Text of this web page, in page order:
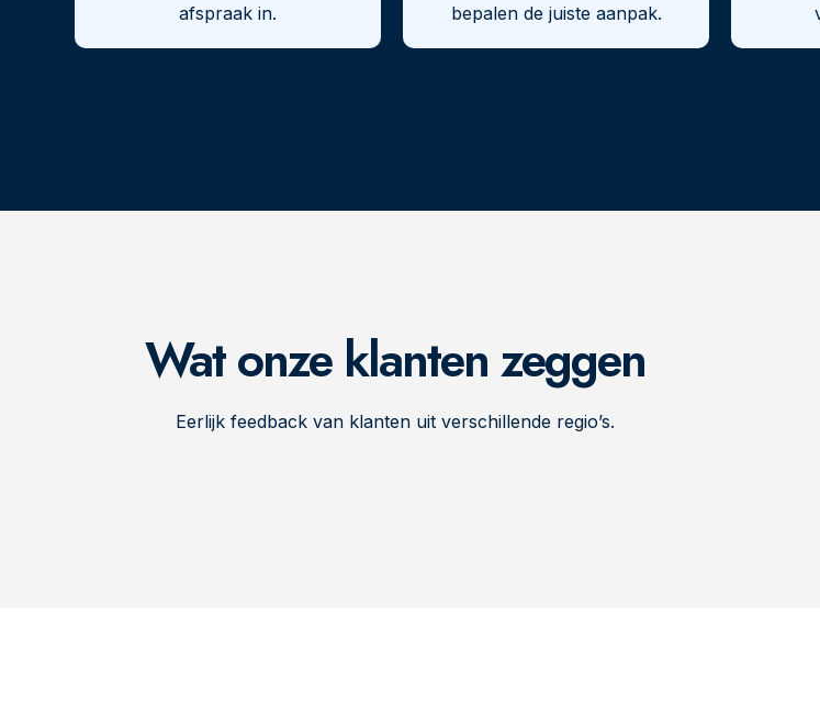
afspraak in.
bepalen de juiste aanpak.
Wat onze klanten zeggen
Eerlijk feedback van klanten uit verschillende regio’s.